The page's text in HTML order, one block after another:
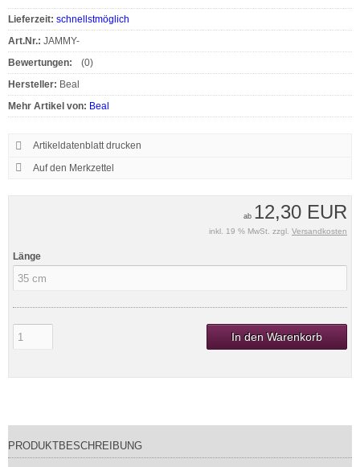
ab 12,30 EUR
inkl. 19 % MwSt. zzgl. Versandkosten
Länge
In den Warenkorb
Lieferzeit: schnellstmöglich
Art.Nr.: JAMMY-
Bewertungen:
(0)
Hersteller: Beal
Mehr Artikel von: Beal
Artikeldatenblatt drucken
PRODUKTBESCHREIBUNG